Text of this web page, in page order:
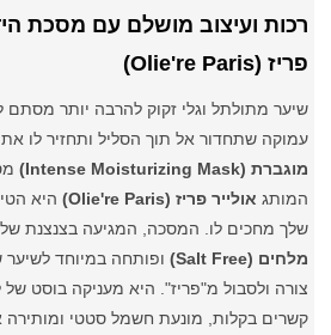
רכות ועיצוב מושלם עם מסכת
פריז (Olie're Paris)
שיער מתולתל וגלי זקוק להרבה יותר מסתם
עמוקה שתחדור אל תוך הסליל ותחזיר לו
מוגברת (Intense Moisturizing Mask)
המותג אולייר פריז (Olie're Paris)
היא
שלך מחכים לו. המסכה, המגיעה בצנצנת של 500 מ"ל,
מלחים (Salt Free)
ופותחה במיוחד
צורה ולסבול מ"פריז". היא מעניקה בוסט
קשרים בקלות, מונעת חשמל סטטי ומותירה